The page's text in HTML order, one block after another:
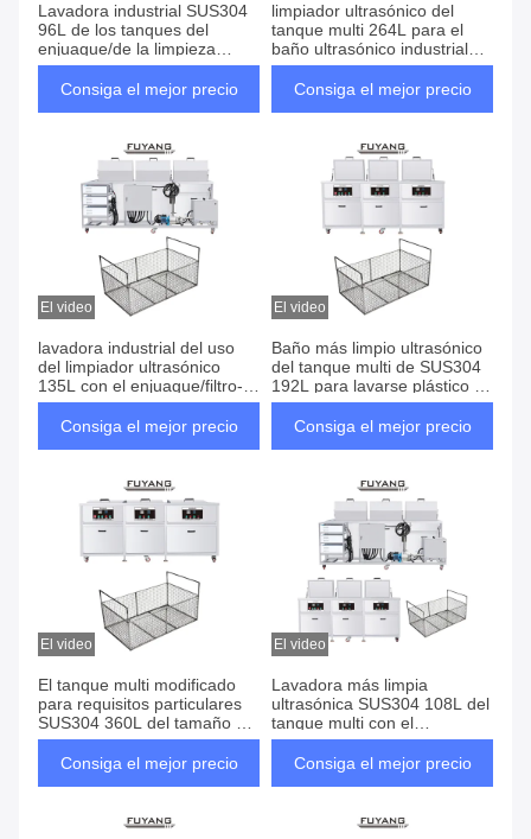
Lavadora industrial SUS304
96L de los tanques del
enjuague/de la limpieza
ultrasónica del filtro-secador
Consiga el mejor precio
limpiador ultrasónico del
tanque multi 264L para el
baño ultrasónico industrial
SUS304 de los moldes
plásticos
Consiga el mejor precio
El video
lavadora industrial del uso
del limpiador ultrasónico
135L con el enjuague/filtro-
secador para las industrias
Consiga el mejor precio
El video
Baño más limpio ultrasónico
del tanque multi de SUS304
192L para lavarse plástico de
los moldes
Consiga el mejor precio
El video
El tanque multi modificado
para requisitos particulares
SUS304 360L del tamaño del
equipo ultrasónico industrial
del limpiador
Consiga el mejor precio
El video
Lavadora más limpia
ultrasónica SUS304 108L del
tanque multi con el
enjuague/filtro-secador
Consiga el mejor precio